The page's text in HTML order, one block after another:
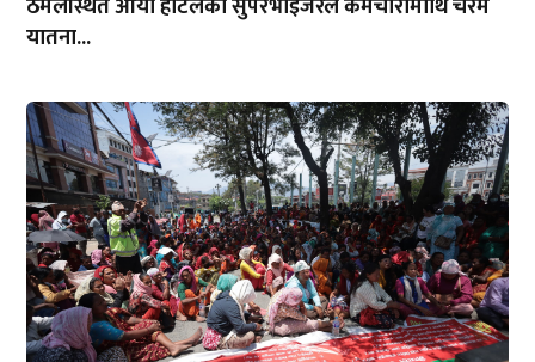
ठमेलस्थित आर्या होटलका सुपरभाइजरले कर्मचारीमाथि चरम
यातना...